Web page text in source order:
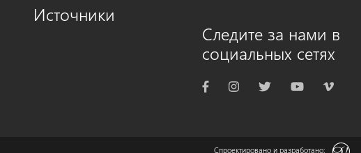
Источники
Следите за нами в
социальных сетях
Спроектировано и разработано: